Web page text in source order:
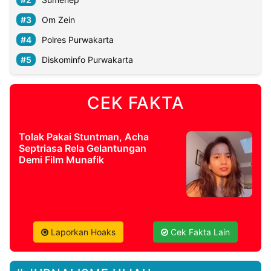
Om Zein
Polres Purwakarta
Diskominfo Purwakarta
CEK FAKTA
Tolak Pakai Stuntman, Acha
Septriasa Rela Gelantungan
Demi Film Munafik
Laporkan Hoaks Cek Fakta Lain